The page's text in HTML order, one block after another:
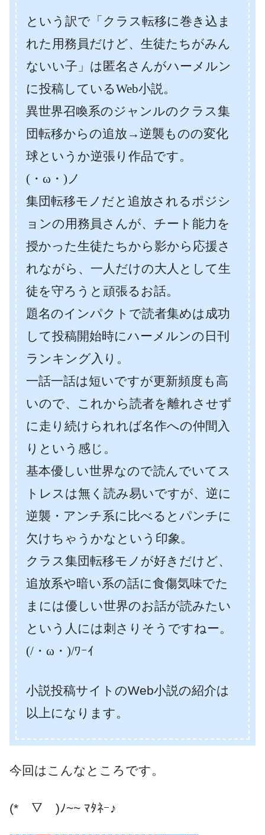
という訳で「クラス転移に巻き込ま
れた用務員だけど、生徒たちがみん
ないい子」は匿名さんがハーメルン
に投稿しているWeb小説。
異世界召喚系のジャンルのクラス集
団転移からの追放→逆襲ものの変化
球というか逆張り作品です。
(・ω・)ノ
集団転移モノだと追放されるポジシ
ョンの用務員さんが、チート能力を
授かった生徒たちから影から応援さ
れながら、一人だけの大人として生
徒を守ろうと頑張るお話。
題名のインパクトで読者集めは成功
して投稿開始時にハーメルンの日刊
ランキング入り。
一話一話は短いですが更新頻度も高
いので、これから読者を離れさせず
に走り続けられれば名作への仲間入
りという感じ。
基本優しい世界なので読んでいてス
トレスは無く読み易いですが、逆に
逆襲・アンチ系に比べるとパンチに
欠けちゃうかなという印象。
クラス集団転移モノが好きだけど、
追放系や暗い系の話に食傷気味でた
まには優しい世界のお話が読みたい
という人には刺さりそうですねー。
(/・ω・)/ﾜｰｲ
小説投稿サイトのWeb小説の紹介は
以上になります。
今回はこんなところです。
(*￣▽￣)ﾉ~~ ﾏﾀﾈｰ♪